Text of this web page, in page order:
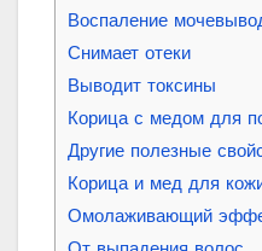
Воспаление
Снимает отеки
Выводит токсины
Корица с медом для
Другие полезные
Корица и мед для
Омолаживающий